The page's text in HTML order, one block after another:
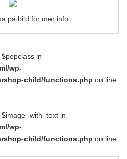
på bild för mer info.
in
wp-
child/functions.php on line
in
wp-
child/functions.php on line